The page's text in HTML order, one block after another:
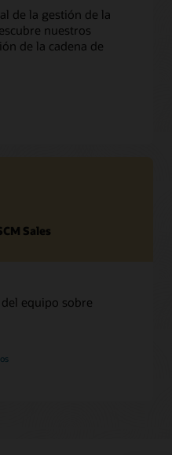
de la gestión de la
nuestros
de la cadena de
Sales
equipo sobre